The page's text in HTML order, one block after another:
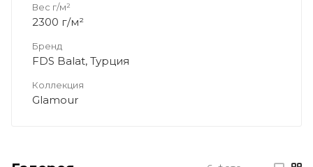
Вес г/м²
2300 г/м²
Бренд
FDS Balat, Турция
Коллекция
Glamour